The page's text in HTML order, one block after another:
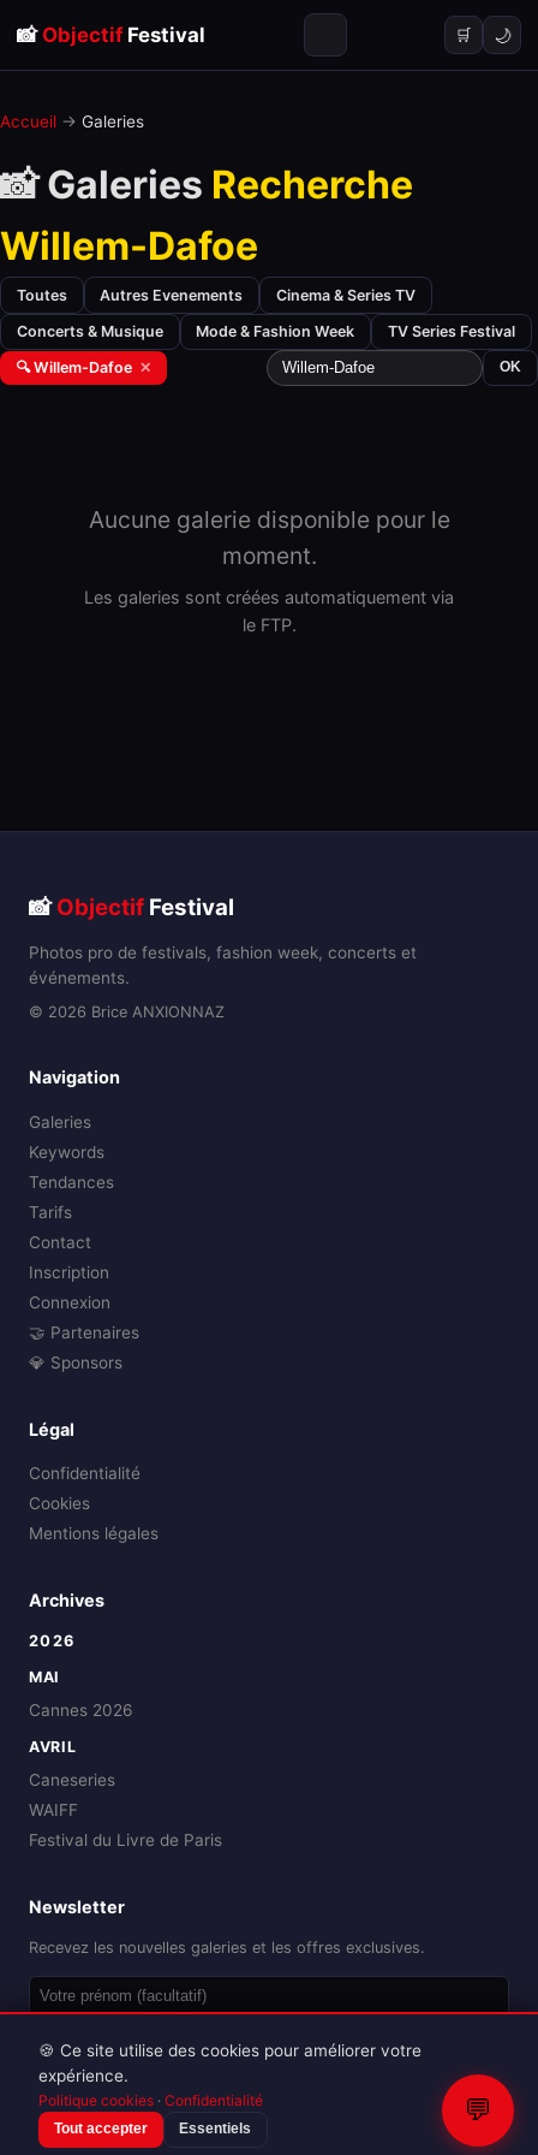
📸 ObjectifFestival 🛒 🌙
Accueil → Galeries
📸 Galeries Recherche
Willem-Dafoe
Toutes Autres Evenements Cinema & Series TV
Concerts & Musique Mode & Fashion Week TV Series Festival
🔍 Willem-Dafoe ✕ OK
Aucune galerie disponible pour le
moment.
Les galeries sont créées automatiquement via
le FTP.
📸Objectif Festival
Photos pro de festivals, fashion week, concerts et
événements.
© 2026 Brice ANXIONNAZ
Navigation
Galeries
Keywords
Tendances
Tarifs
Contact
Inscription
Connexion
🤝 Partenaires
💎 Sponsors
Légal
Confidentialité
Cookies
Mentions légales
Archives
2026
MAI
Cannes 2026
AVRIL
Caneseries
WAIFF
Festival du Livre de Paris
Newsletter
Recevez les nouvelles galeries et les offres exclusives.
Reproduction interdite sans autorisation.
💬
🍪 Ce site utilise des cookies pour améliorer votre
expérience.
Politique cookies · Confidentialité
Tout accepter Essentiels